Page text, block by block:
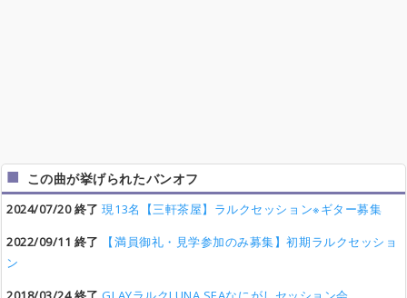
この曲が挙げられたバンオフ
2024/07/20 終了 現13名【三軒茶屋】ラルクセッション※ギター募集
2022/09/11 終了
【満員御礼・見学参加のみ募集】初期ラルクセッショ
ン